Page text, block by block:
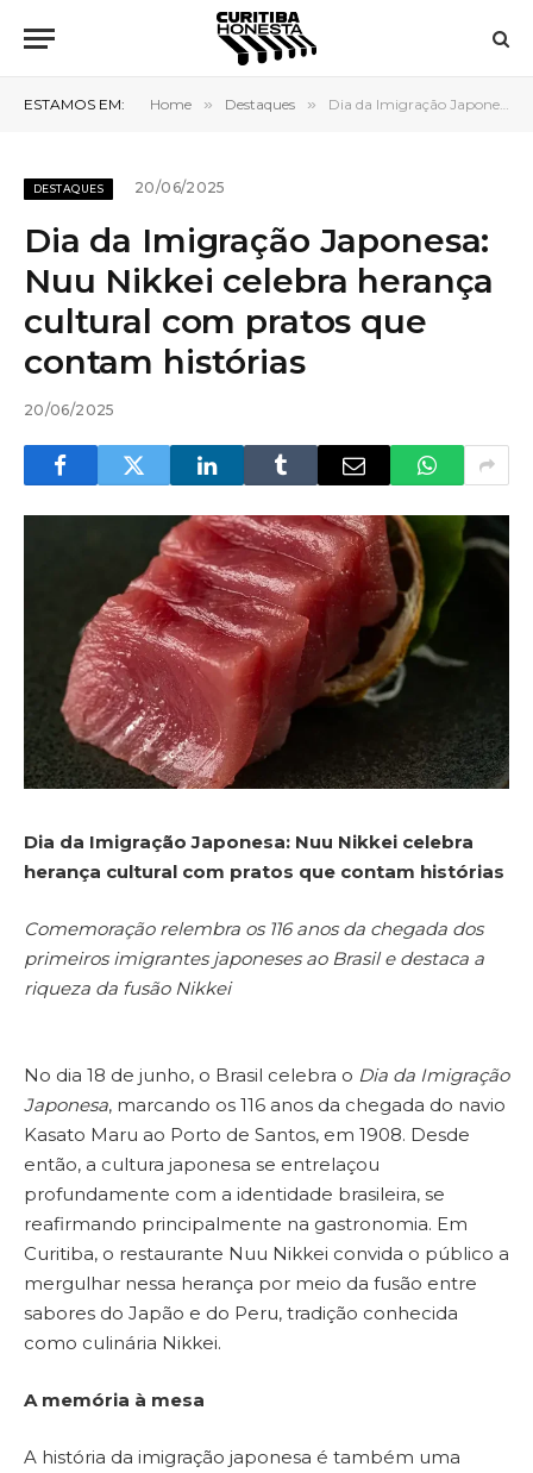
ESTAMOS EM: Home » Destaques » Dia da Imigração Japonesa: Nuu Nikkei celebra herança cultural com pratos que contam histórias
DESTAQUES 20/06/2025
Dia da Imigração Japonesa:
Nuu Nikkei celebra herança
cultural com pratos que
contam histórias
20/06/2025
Dia da Imigração Japonesa: Nuu Nikkei celebra
herança cultural com pratos que contam histórias
Comemoração relembra os 116 anos da chegada dos
primeiros imigrantes japoneses ao Brasil e destaca a
riqueza da fusão Nikkei
No dia 18 de junho, o Brasil celebra o Dia da Imigração
Japonesa, marcando os 116 anos da chegada do navio
Kasato Maru ao Porto de Santos, em 1908. Desde
então, a cultura japonesa se entrelaçou
profundamente com a identidade brasileira, se
reafirmando principalmente na gastronomia. Em
Curitiba, o restaurante Nuu Nikkei convida o público a
mergulhar nessa herança por meio da fusão entre
sabores do Japão e do Peru, tradição conhecida
como culinária Nikkei.
A memória à mesa
A história da imigração japonesa é também uma